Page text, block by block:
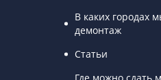
В каких городах
демонтаж
Статьи
Где можно сдать